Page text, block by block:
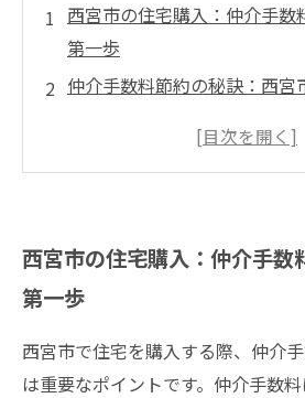
西宮市の住宅購入：仲介手数
第一歩
仲介手数料節約の秘訣：西宮
知っておきたい！仲介手数料
る戦略
西宮市で理想の住まいを手に
西宮市の住宅購入：仲介手数
第一歩
西宮市で住宅を購入する際、仲介
は重要なポイントです。仲介手数